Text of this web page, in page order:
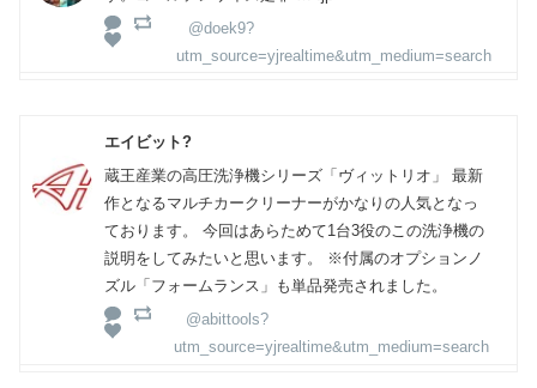
@doek9?
utm_source=yjrealtime&utm_medium=search
エイビット?
蔵王産業の高圧洗浄機シリーズ「ヴィットリオ」 最新
作となるマルチカークリーナーがかなりの人気となっ
ております。 今回はあらためて1台3役のこの洗浄機の
説明をしてみたいと思います。 ※付属のオプションノ
ズル「フォームランス」も単品発売されました。
@abittools?
utm_source=yjrealtime&utm_medium=search